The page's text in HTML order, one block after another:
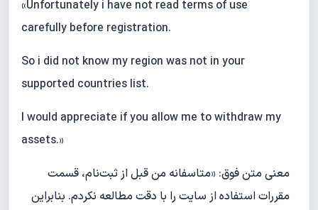
«Unfortunately i have not read terms of use
carefully before registration.
So i did not know my region was not in your
supported countries list.
I would appreciate if you allow me to withdraw my
assets.»
معنی متن فوق: «متاسفانه من قبل از ثبت‌نام، قسمت
مقررات استفاده از سایت را با دقت مطالعه نکردم. بنابراین